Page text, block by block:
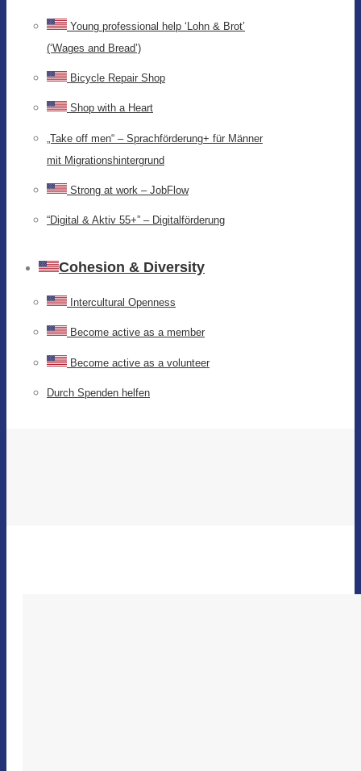
Young professional help ‘Lohn & Brot’
(‘Wages and Bread’)
Bicycle Repair Shop
Shop with a Heart
„Take off men“ – Sprachförderung+ für Männer
mit Migrationshintergrund
Strong at work – JobFlow
“Digital & Aktiv 55+” – Digitalförderung
Cohesion & Diversity
Intercultural Openness
Become active as a member
Become active as a volunteer
Durch Spenden helfen